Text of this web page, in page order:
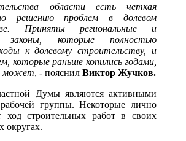
области есть четкая
решению проблем в долевом
Приняты региональные и
законы, которые полностью
к долевому строительству, и
которые раньше копились годами,
может, - пояснил Виктор Жучков.
Думы являются активными
группы. Некоторые лично
ход строительных работ в своих
округах.